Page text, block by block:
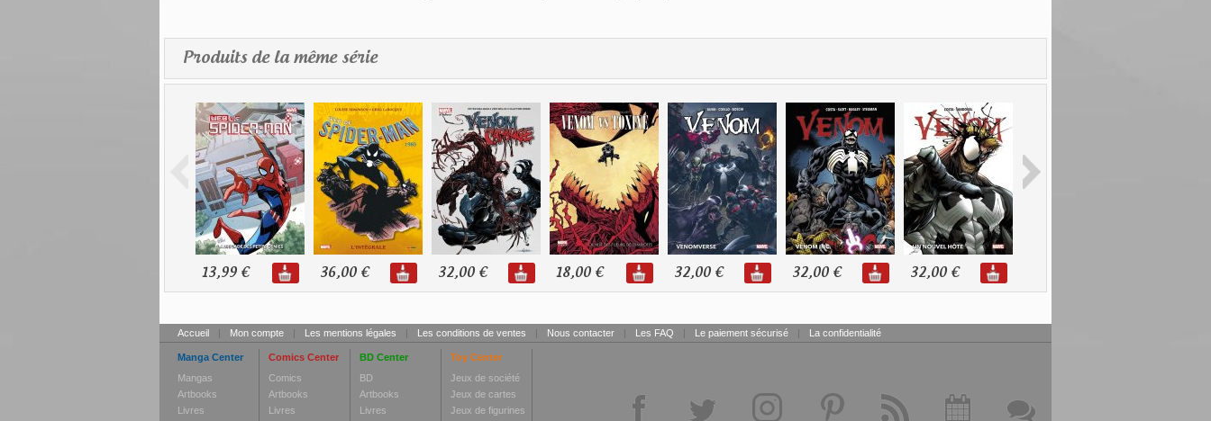
Produits de la même série
13,99 € 36,00 € 32,00 € 18,00 € 32,00 € 32,00 € 32,00 €
Accueil | Mon compte | Les mentions légales | Les conditions de ventes | Nous contacter | Les FAQ | Le paiement sécurisé | La confidentialité
Manga Center
Mangas
Artbooks
Livres
Comics Center
Comics
Artbooks
Livres
BD Center
BD
Artbooks
Livres
Toy Center
Jeux de société
Jeux de cartes
Jeux de figurines